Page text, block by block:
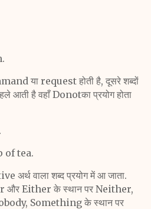
या request होती है, दूसरे शब्दों
आती है वहाँ Donotका प्रयोगहोता
of tea.
अर्थ वाला शब्द प्रयोग में आजाता.
और Either के स्थान पर Neither,
Something के स्थानपर